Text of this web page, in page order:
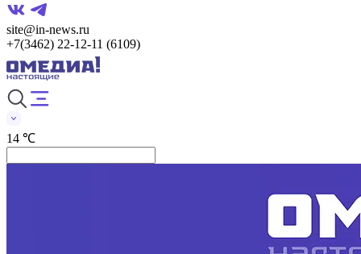
site@in-news.ru
+7(3462) 22-12-11 (6109)
14 ℃